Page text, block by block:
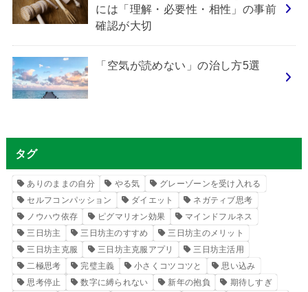
には「理解・必要性・相性」の事前
確認が大切
「空気が読めない」の治し方5選
タグ
ありのままの自分 やる気
グレーゾーンを受け入れる
セルフコンパッション
ダイエット
ネガティブ思考
ノウハウ依存
ピグマリオン効果
マインドフルネス
三日坊主
三日坊主のすすめ
三日坊主のメリット
三日坊主克服
三日坊主克服アプリ
三日坊主活用
二極思考
完璧主義 小さくコツコツと
思い込み
思考停止
数字に縛られない 新年の抱負 期待しすぎ